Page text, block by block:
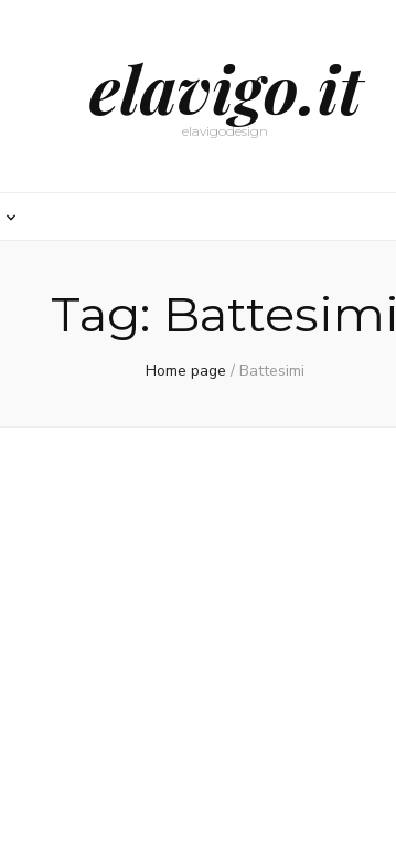
elavigo.it
elavigodesign
Tag: Battesimi
Home page / Battesimi